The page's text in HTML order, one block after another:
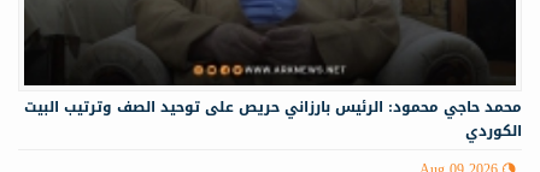
محمد حاجي محمود: الرئيس بارزاني حريص على توحيد الصف وترتيب البيت
الكوردي